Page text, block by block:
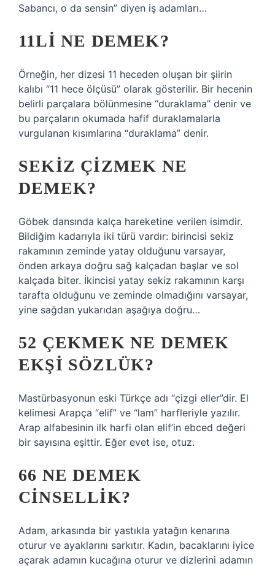
Sabancı, o da sensin” diyen iş adamları…
11LI NE DEMEK?
Örneğin, her dizesi 11 heceden oluşan bir şiirin
kalıbı “11 hece ölçüsü” olarak gösterilir. Bir hecenin
belirli parçalara bölünmesine “duraklama” denir ve
bu parçaların okumada hafif duraklamalarla
vurgulanan kısımlarına “duraklama” denir.
SEKIZ ÇIZMEK NE
DEMEK?
Göbek dansında kalça hareketine verilen isimdir.
Bildiğim kadarıyla iki türü vardır: birincisi sekiz
rakamının zeminde yatay olduğunu varsayar,
önden arkaya doğru sağ kalçadan başlar ve sol
kalçada biter. İkincisi yatay sekiz rakamının karşı
tarafta olduğunu ve zeminde olmadığını varsayar,
yine sağdan yukarıdan aşağıya doğru…
52 ÇEKMEK NE DEMEK
EKŞI SÖZLÜK?
Mastürbasyonun eski Türkçe adı “çizgi eller”dir. El
kelimesi Arapça “elif” ve “lam” harfleriyle yazılır.
Arap alfabesinin ilk harfi olan elif’in ebced değeri
bir sayısına eşittir. Eğer evet ise, otuz.
66 NE DEMEK
CINSELLIK?
Adam, arkasında bir yastıkla yatağın kenarına
oturur ve ayaklarını sarkıtır. Kadın, bacaklarını iyice
açarak adamın kucağına oturur ve dizlerini adamın